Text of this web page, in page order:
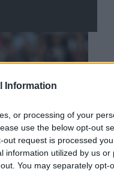
Information
or processing of your
use the below opt-out
request is processed
information utilized by us or
You may separately opt-